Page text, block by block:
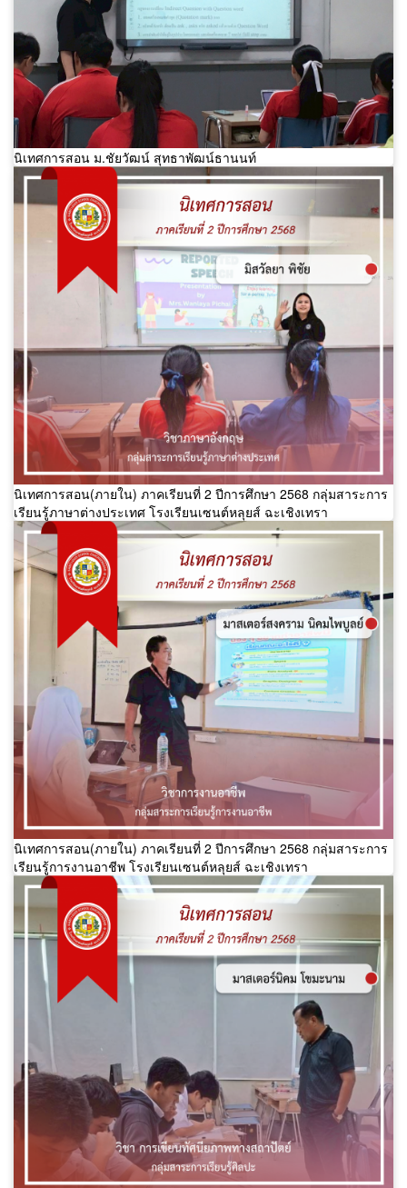
นิเทศการสอน ม.ชัยวัฒน์ สุทธาพัฒน์ธานนท์
นิเทศการสอน(ภายใน) ภาคเรียนที่ 2 ปีการศึกษา 2568 กลุ่มสาระการ
เรียนรู้ภาษาต่างประเทศ โรงเรียนเซนต์หลุยส์ ฉะเชิงเทรา
นิเทศการสอน(ภายใน) ภาคเรียนที่ 2 ปีการศึกษา 2568 กลุ่มสาระการ
เรียนรู้การงานอาชีพ โรงเรียนเซนต์หลุยส์ ฉะเชิงเทรา